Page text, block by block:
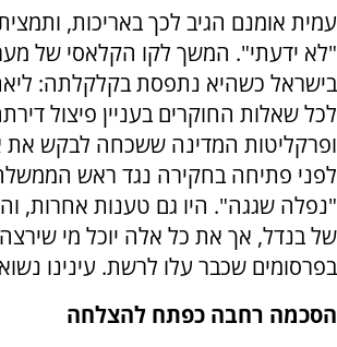
עמית אומנם הגיב לכך באריכות,
"לא ידעתי". המשך לקו הקלאסי של
בישראל כשהיא נתפסת בקלקלתה:
לכל שאלות החוקרים בעניין פיצול
ופרקליטות המדינה ששכחה לבקש את
לפני פתיחה בחקירה נגד ראש
"נפלה שגגה". היו גם טענות אחרות,
של בנדל, אך את כל אלה יוכל מי
בפרסומים שכבר עלו לרשת. עינינו
הסכמה רחבה כפתח להצלחה